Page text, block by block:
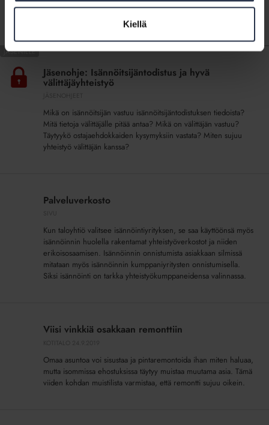
Kiellä
osakeyhtiölain muutoksista. Tavoitteena on, että esitys
Jäsenohje:
Isännöitsijäntodistus
hyvä
Jäsenohje: Isännöitsijäntodistus ja hyvä
välittäjäyhteistyö
Mikä on isännöitsijän vastuu isännöitsijäntodistuksen tiedoista?
Mitä tietoja välittäjälle pitää antaa? Mikä on välittäjän vastuu?
Täytyykö ostajaehdokkaiden kysymyksiin vastata? Miten sujuu
yhteistyö välittäjän kanssa?
Palveluverkosto
Kun taloyhtiö valitsee isännöintiyrityksen, se saa käyttöönsä myös
isännöinnin huolella rakentamat yhteistyöverkostot ja niiden
erikoisosaamisen. Isännöinnin onnistumista asiakkaan silmissä
mitataan myös isännöinnin kumppaniyritysten onnistumisella.
Siksi isännöinti on tarkka yhteistyökumppaneidensa valinnassa.
Viisi vinkkiä osakkaan remonttiin
Omaa asuntoa voi sisustaa ja pintaremontoida ihan miten haluaa,
mutta isommissa ehostuksissa täytyy muistaa muutama asia. Tämä
viiden kohdan muistilista varmistaa, että remontti sujuu oikein.